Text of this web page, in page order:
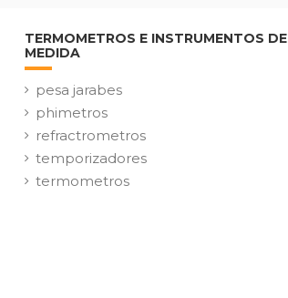
TERMOMETROS E INSTRUMENTOS DE
MEDIDA
pesa jarabes
phimetros
refractrometros
temporizadores
termometros